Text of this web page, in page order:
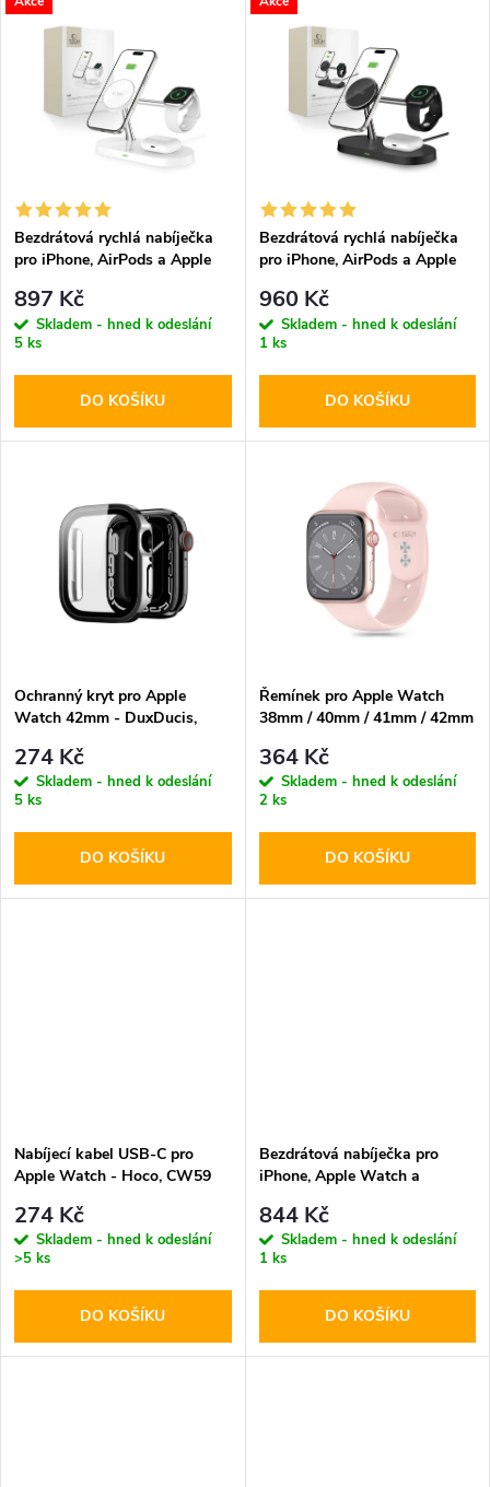
í
p
r
o
d
Nejdražší
Abecedně
s
p
r
o
d
Bezdrátová rychlá nabíječka
pro iPhone, AirPods a Apple
MagSafe Wireless Charger
White
897 Kč
Skladem - hned k odeslání
5 ks
DO KOŠÍKU
Bezdrátová rychlá nabíječka
pro iPhone, AirPods a Apple
MagSafe Wireless Charger
Black
960 Kč
Skladem - hned k odeslání
1 ks
DO KOŠÍKU
Ochranný kryt pro Apple
Watch 42mm - DuxDucis,
274 Kč
Skladem - hned k odeslání
5 ks
DO KOŠÍKU
Řemínek pro Apple Watch
38mm / 40mm / 41mm / 42mm
Pink
364 Kč
Skladem - hned k odeslání
2 ks
DO KOŠÍKU
Nabíjecí kabel USB-C pro
Apple Watch - Hoco, CW59
274 Kč
Skladem - hned k odeslání
>5 ks
DO KOŠÍKU
Bezdrátová nabíječka pro
iPhone, Apple Watch a
QI15W-A47 Wireless Charger
White
844 Kč
Skladem - hned k odeslání
1 ks
DO KOŠÍKU